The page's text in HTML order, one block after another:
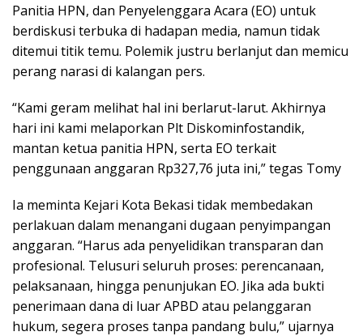
Panitia HPN, dan Penyelenggara Acara (EO) untuk
berdiskusi terbuka di hadapan media, namun tidak
ditemui titik temu. Polemik justru berlanjut dan memicu
perang narasi di kalangan pers.
“Kami geram melihat hal ini berlarut-larut. Akhirnya
hari ini kami melaporkan Plt Diskominfostandik,
mantan ketua panitia HPN, serta EO terkait
penggunaan anggaran Rp327,76 juta ini,” tegas Tomy
Ia meminta Kejari Kota Bekasi tidak membedakan
perlakuan dalam menangani dugaan penyimpangan
anggaran. “Harus ada penyelidikan transparan dan
profesional. Telusuri seluruh proses: perencanaan,
pelaksanaan, hingga penunjukan EO. Jika ada bukti
penerimaan dana di luar APBD atau pelanggaran
hukum, segera proses tanpa pandang bulu,” ujarnya